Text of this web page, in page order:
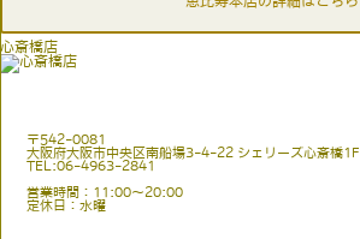
心斎橋店
〒542-0081
大阪府大阪市中央区南船場3-4-22 シェリーズ心斎橋1F
TEL:06-4963-2841
営業時間：11:00〜20:00
定休日：水曜